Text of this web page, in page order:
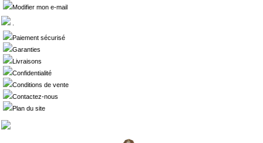
Modifier mon e-mail
Paiement sécurisé
Garanties
Livraisons
Confidentialité
Conditions de vente
Contactez-nous
Plan du site